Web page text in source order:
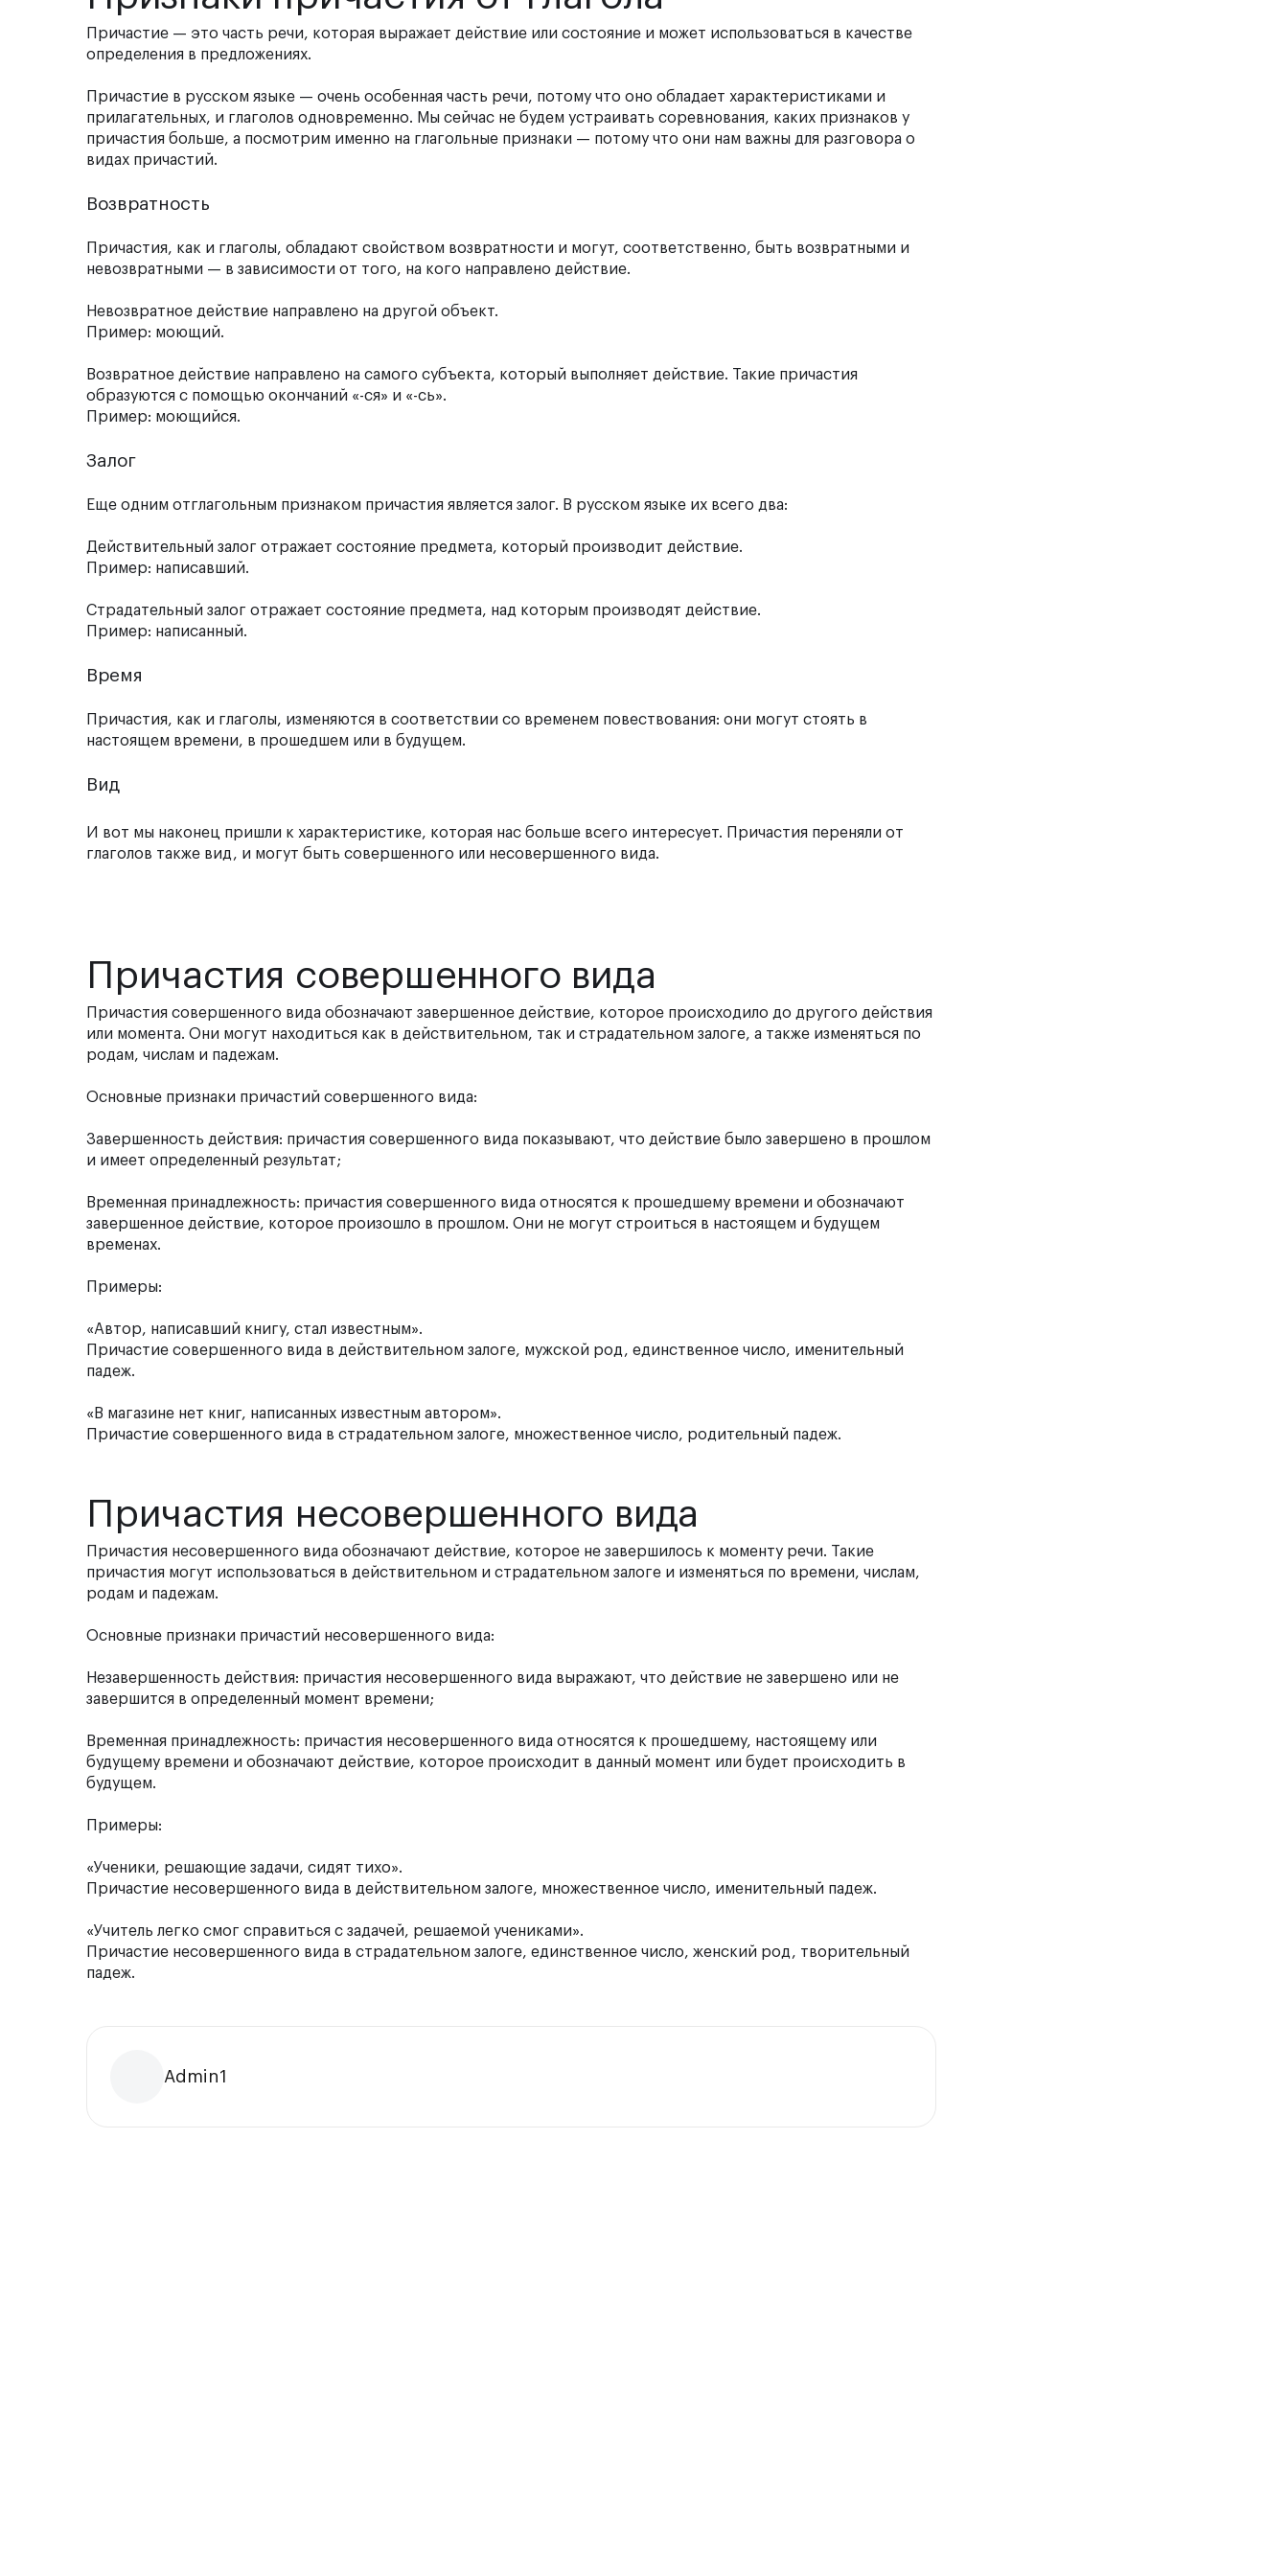
Причастие — это часть речи, которая выражает действие или состояние и может использоваться в качестве
определения в предложениях.
Причастие в русском языке — очень особенная часть речи, потому что оно обладает характеристиками и
прилагательных, и глаголов одновременно. Мы сейчас не будем устраивать соревнования, каких признаков у
причастия больше, а посмотрим именно на глагольные признаки — потому что они нам важны для разговора о
видах причастий.
Возвратность
Причастия, как и глаголы, обладают свойством возвратности и могут, соответственно, быть возвратными и
невозвратными — в зависимости от того, на кого направлено действие.
Невозвратное действие направлено на другой объект.
Пример: моющий.
Возвратное действие направлено на самого субъекта, который выполняет действие. Такие причастия
образуются с помощью окончаний «-ся» и «-сь».
Пример: моющийся.
Залог
Еще одним отглагольным признаком причастия является залог. В русском языке их всего два:
Действительный залог отражает состояние предмета, который производит действие.
Пример: написавший.
Страдательный залог отражает состояние предмета, над которым производят действие.
Пример: написанный.
Время
Причастия, как и глаголы, изменяются в соответствии со временем повествования: они могут стоять в
настоящем времени, в прошедшем или в будущем.
Вид
И вот мы наконец пришли к характеристике, которая нас больше всего интересует. Причастия переняли от
глаголов также вид, и могут быть совершенного или несовершенного вида.
Причастия совершенного вида
Причастия совершенного вида обозначают завершенное действие, которое происходило до другого действия
или момента. Они могут находиться как в действительном, так и страдательном залоге, а также изменяться по
родам, числам и падежам.
Основные признаки причастий совершенного вида:
Завершенность действия: причастия совершенного вида показывают, что действие было завершено в прошлом
и имеет определенный результат;
Временная принадлежность: причастия совершенного вида относятся к прошедшему времени и обозначают
завершенное действие, которое произошло в прошлом. Они не могут строиться в настоящем и будущем
временах.
Примеры:
«Автор, написавший книгу, стал известным».
Причастие совершенного вида в действительном залоге, мужской род, единственное число, именительный
падеж.
«В магазине нет книг, написанных известным автором».
Причастие совершенного вида в страдательном залоге, множественное число, родительный падеж.
Причастия несовершенного вида
Причастия несовершенного вида обозначают действие, которое не завершилось к моменту речи. Такие
причастия могут использоваться в действительном и страдательном залоге и изменяться по времени, числам,
родам и падежам.
Основные признаки причастий несовершенного вида:
Незавершенность действия: причастия несовершенного вида выражают, что действие не завершено или не
завершится в определенный момент времени;
Временная принадлежность: причастия несовершенного вида относятся к прошедшему, настоящему или
будущему времени и обозначают действие, которое происходит в данный момент или будет происходить в
будущем.
Примеры:
«Ученики, решающие задачи, сидят тихо».
Причастие несовершенного вида в действительном залоге, множественное число, именительный падеж.
«Учитель легко смог справиться с задачей, решаемой учениками».
Причастие несовершенного вида в страдательном залоге, единственное число, женский род, творительный
падеж.
Admin1